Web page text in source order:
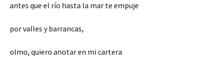
antes que el río hasta la mar te empuje
por valles y barrancas,
olmo, quiero anotar en mi cartera